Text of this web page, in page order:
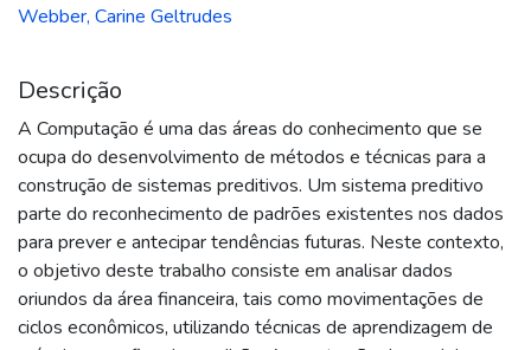
Webber, Carine Geltrudes
Descrição
A Computação é uma das áreas do conhecimento que se
ocupa do desenvolvimento de métodos e técnicas para a
construção de sistemas preditivos. Um sistema preditivo
parte do reconhecimento de padrões existentes nos dados
para prever e antecipar tendências futuras. Neste contexto,
o objetivo deste trabalho consiste em analisar dados
oriundos da área financeira, tais como movimentações de
ciclos econômicos, utilizando técnicas de aprendizagem de